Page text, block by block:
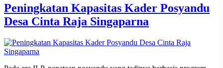
Peningkatan Kapasitas Kader Posyandu
Desa Cinta Raja Singaparna